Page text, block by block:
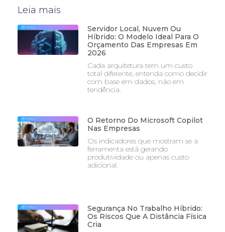
Leia mais
Servidor Local, Nuvem Ou
Híbrido: O Modelo Ideal Para O
Orçamento Das Empresas Em
2026
Cada arquitetura tem um custo
total diferente, entenda como decidir
com base em dados, não em
tendência.
O Retorno Do Microsoft Copilot
Nas Empresas
Os indicadores que mostram se a
ferramenta está gerando
produtividade ou apenas custo
adicional.
Segurança No Trabalho Híbrido:
Os Riscos Que A Distância Física
Cria